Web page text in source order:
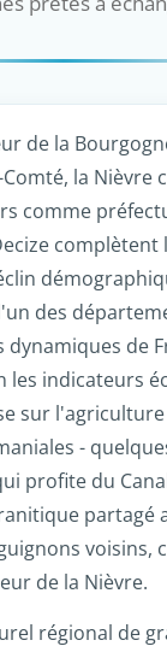
de la
la Nièvre
comme
des
dynamiques de
les indicateurs
sur l'agriculture
-
profite du
partagé
voisins,
de la Nièvre.
régional de